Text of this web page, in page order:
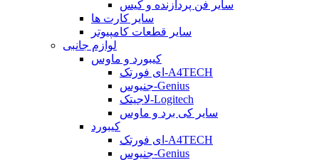
سایر فن پردازنده و کیس
سایر کارت ها
سایر قطعات کامپیوتر
لوازم جانبی
کیبورد و ماوس
ای فورتک-A4TECH
جنیوس-Genius
لاجیتک-Logitech
سایر کی برد و ماوس
کیبورد
ای فورتک-A4TECH
جنیوس-Genius